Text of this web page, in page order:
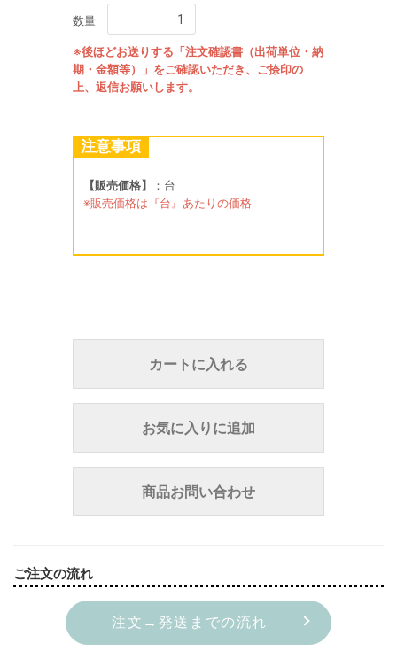
数量
※後ほどお送りする「注文確認書（出荷単位・納
期・金額等）」をご確認いただき、ご捺印の
上、返信お願いします。
注意事項
【販売価格】
：台
※販売価格は『台』あたりの価格
カートに入れる
お気に入りに追加
商品お問い合わせ
ご注文の流れ
注文→発送までの流れ